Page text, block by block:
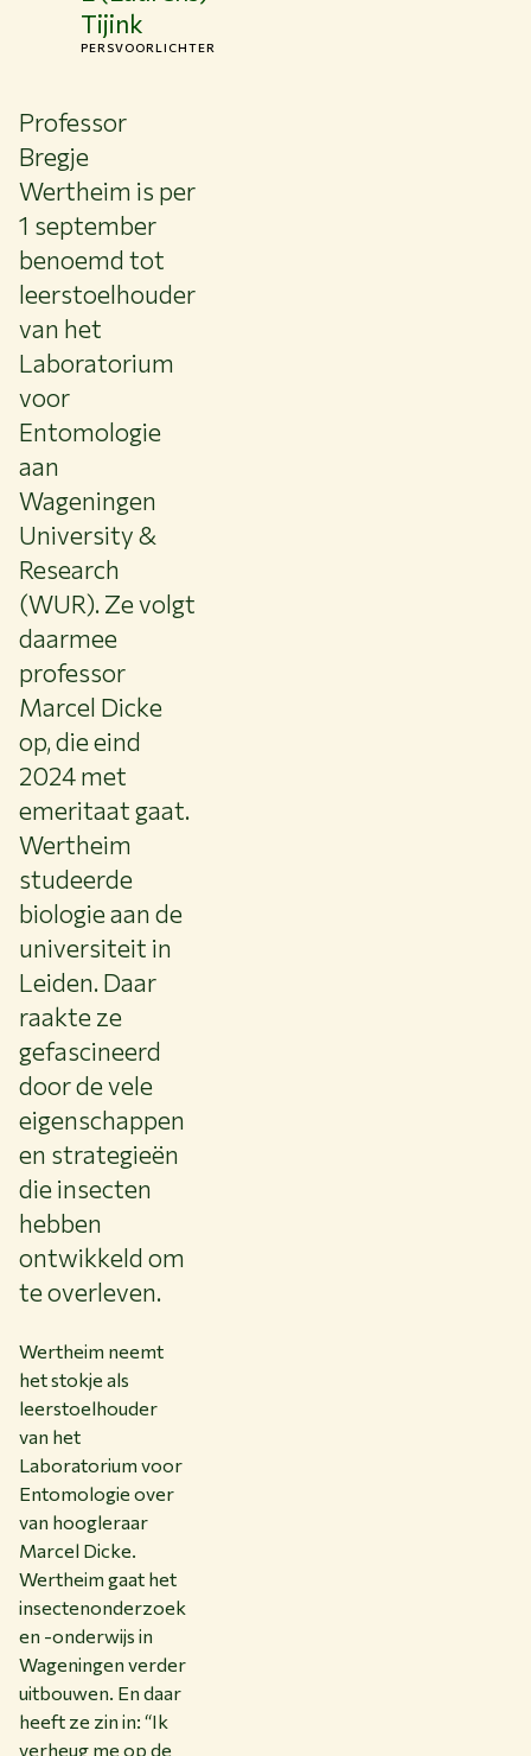
Tijink
PERSVOORLICHTER
Professor
Bregje
Wertheim is per
1 september
benoemd tot
leerstoelhouder
van het
Laboratorium
voor
Entomologie
aan
Wageningen
University &
Research
(WUR). Ze volgt
daarmee
professor
Marcel Dicke
op, die eind
2024 met
emeritaat gaat.
Wertheim
studeerde
biologie aan de
universiteit in
Leiden. Daar
raakte ze
gefascineerd
door de vele
eigenschappen
en strategieën
die insecten
hebben
ontwikkeld om
te overleven.
Wertheim neemt
het stokje als
leerstoelhouder
van het
Laboratorium voor
Entomologie over
van hoogleraar
Marcel Dicke.
Wertheim gaat het
insectenonderzoek
en -onderwijs in
Wageningen verder
uitbouwen. En daar
heeft ze zin in: “Ik
verheug me op de